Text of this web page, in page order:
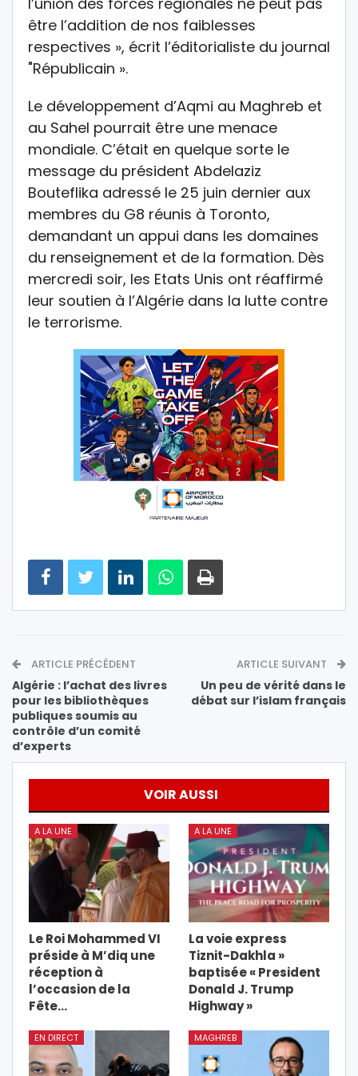
être l’addition de nos faiblesses
respectives », écrit l’éditorialiste du journal
"Républicain ».
Le développement d’Aqmi au Maghreb et
au Sahel pourrait être une menace
mondiale. C’était en quelque sorte le
message du président Abdelaziz
Bouteflika adressé le 25 juin dernier aux
membres du G8 réunis à Toronto,
demandant un appui dans les domaines
du renseignement et de la formation. Dès
mercredi soir, les Etats Unis ont réaffirmé
leur soutien à l’Algérie dans la lutte contre
le terrorisme.
ARTICLE PRÉCÉDENT
Algérie : l’achat des livres
pour les bibliothèques
publiques soumis au
contrôle d’un comité
d’experts
ARTICLE SUIVANT
Un peu de vérité dans le
débat sur l’islam français
VOIR AUSSI
A LA UNE
Le Roi Mohammed VI
préside à M’diq une
réception à
l’occasion de la
Fête…
A LA UNE
La voie express
Tiznit-Dakhla »
baptisée « President
Donald J. Trump
Highway »
EN DIRECT MAGHREB